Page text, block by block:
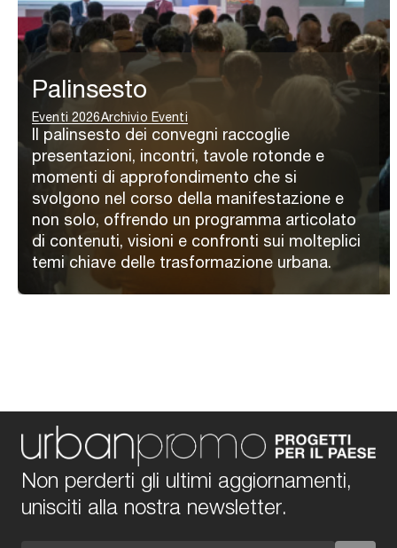
Palinsesto
Eventi 2026Archivio Eventi
Il palinsesto dei convegni raccoglie
presentazioni, incontri, tavole rotonde e
momenti di approfondimento che si
svolgono nel corso della manifestazione e
non solo, offrendo un programma articolato
di contenuti, visioni e confronti sui molteplici
temi chiave delle trasformazione urbana.
Non perderti gli ultimi aggiornamenti,
unisciti alla nostra newsletter.